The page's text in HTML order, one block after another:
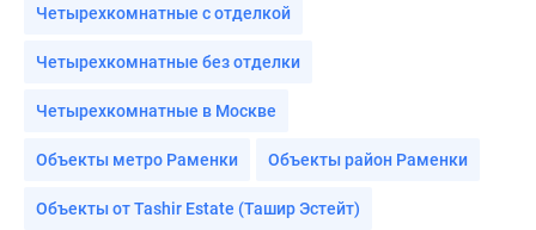
Четырехкомнатные с отделкой
Четырехкомнатные без отделки
Четырехкомнатные в Москве
Объекты метро Раменки Объекты район Раменки
Объекты от Tashir Estate (Ташир Эстейт)